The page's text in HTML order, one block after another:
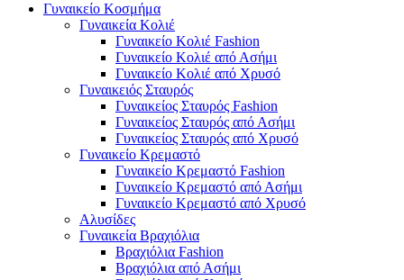
Γυναικείο Κοσμήμα
Γυναικεία Κολιέ
Γυναικείο Κολιέ Fashion
Γυναικείο Κολιέ από Ασήμι
Γυναικείο Κολιέ από Χρυσό
Γυναικειός Σταυρός
Γυναικείος Σταυρός Fashion
Γυναικείος Σταυρός από Ασήμι
Γυναικείος Σταυρός από Χρυσό
Γυναικείο Κρεμαστό
Γυναικείο Κρεμαστό Fashion
Γυναικείο Κρεμαστό από Ασήμι
Γυναικείο Κρεμαστό από Χρυσό
Αλυσίδες
Γυναικεία Βραχιόλια
Βραχιόλια Fashion
Βραχιόλια από Ασήμι